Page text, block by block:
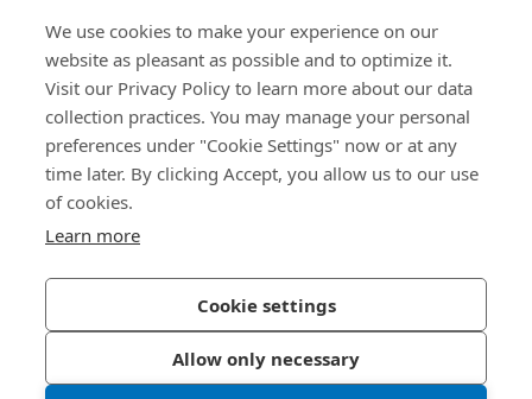
We use cookies to make your experience on our
website as pleasant as possible and to optimize it.
Visit our Privacy Policy to learn more about our data
collection practices. You may manage your personal
preferences under "Cookie Settings" now or at any
time later. By clicking Accept, you allow us to our use
of cookies.
Learn more
Cookie settings
Allow only necessary
关于我们
联系我们
china@bossard.com